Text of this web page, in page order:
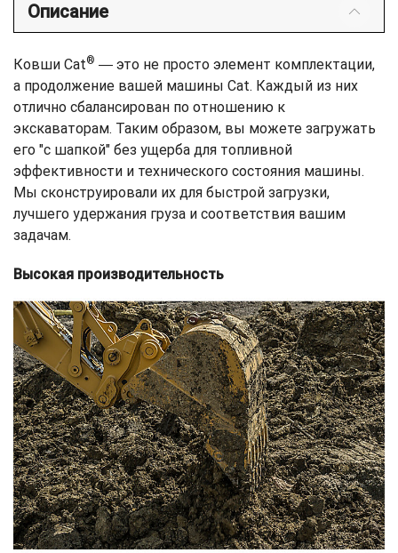
Описание
Ковши Cat® ― это не просто элемент комплектации,
а продолжение вашей машины Cat. Каждый из них
отлично сбалансирован по отношению к
экскаваторам. Таким образом, вы можете загружать
его "с шапкой" без ущерба для топливной
эффективности и технического состояния машины.
Мы сконструировали их для быстрой загрузки,
лучшего удержания груза и соответствия вашим
задачам.
Высокая производительность